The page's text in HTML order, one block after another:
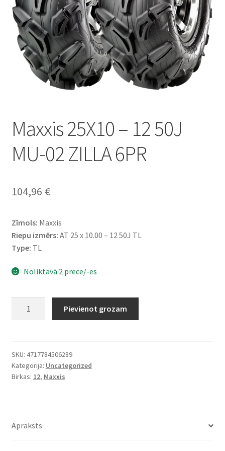
Maxxis 25X10 – 12 50J
MU-02 ZILLA 6PR
104,96 €
Zīmols: Maxxis
Riepu izmērs: AT 25 x 10.00 – 12 50J TL
Type: TL
Noliktavā 2 prece/-es
50J
MU-
02
Pievienot grozam
SKU: 4717784506289
Kategorija: Uncategorized
Birkas: 12, Maxxis
Apraksts